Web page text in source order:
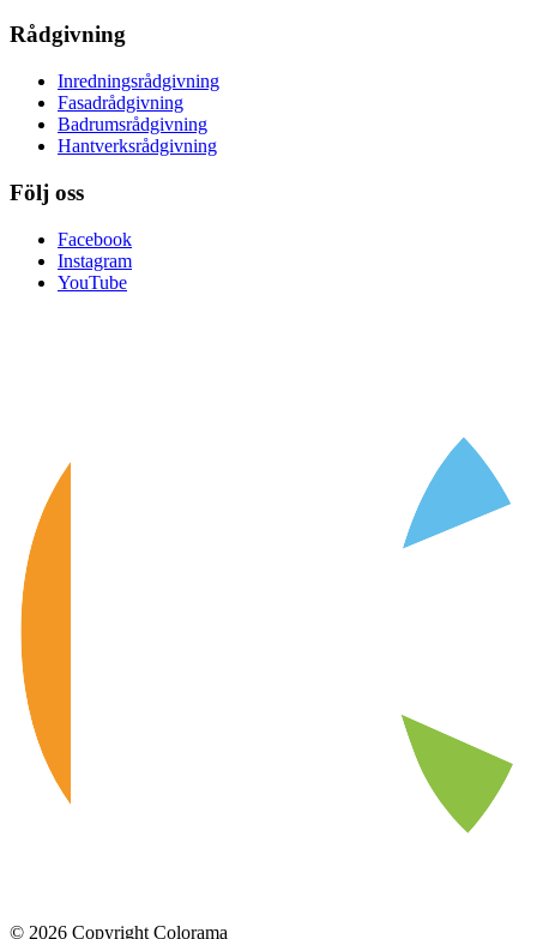
Rådgivning
Inredningsrådgivning
Fasadrådgivning
Badrumsrådgivning
Hantverksrådgivning
Följ oss
Facebook
Instagram
YouTube
© 2026 Copyright Colorama